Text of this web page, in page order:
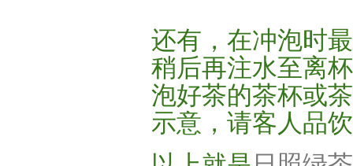
还有，在冲泡时
稍后再注水至离
泡好茶的茶杯或
示意，请客人品